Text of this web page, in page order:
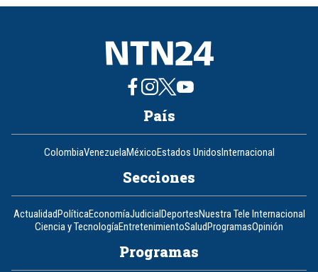
8
País
ColombiaVenezuelaMéxicoEstados UnidosInternacional
Secciones
ActualidadPolíticaEconomíaJudicialDeportesNuestra Tele Internacional
Ciencia y TecnologíaEntretenimientoSaludProgramasOpinión
Programas